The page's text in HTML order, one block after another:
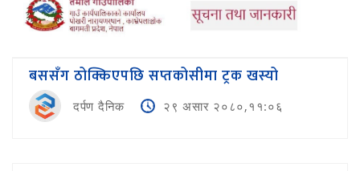
बससँग ठोक्किएपछि सप्तकोसीमा ट्रक खस्यो
दर्पण दैनिक २९ असार २०८०,११:०६